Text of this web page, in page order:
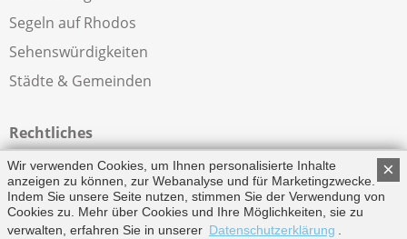
Segeln auf Rhodos
Sehenswürdigkeiten
Städte & Gemeinden
Rechtliches
Impressum
Datenschutzerklärung
×
Wir verwenden Cookies, um Ihnen personalisierte Inhalte
anzeigen zu können, zur Webanalyse und für Marketingzwecke.
Indem Sie unsere Seite nutzen, stimmen Sie der Verwendung von
Cookies zu. Mehr über Cookies und Ihre Möglichkeiten, sie zu
verwalten, erfahren Sie in unserer Datenschutzerklärung